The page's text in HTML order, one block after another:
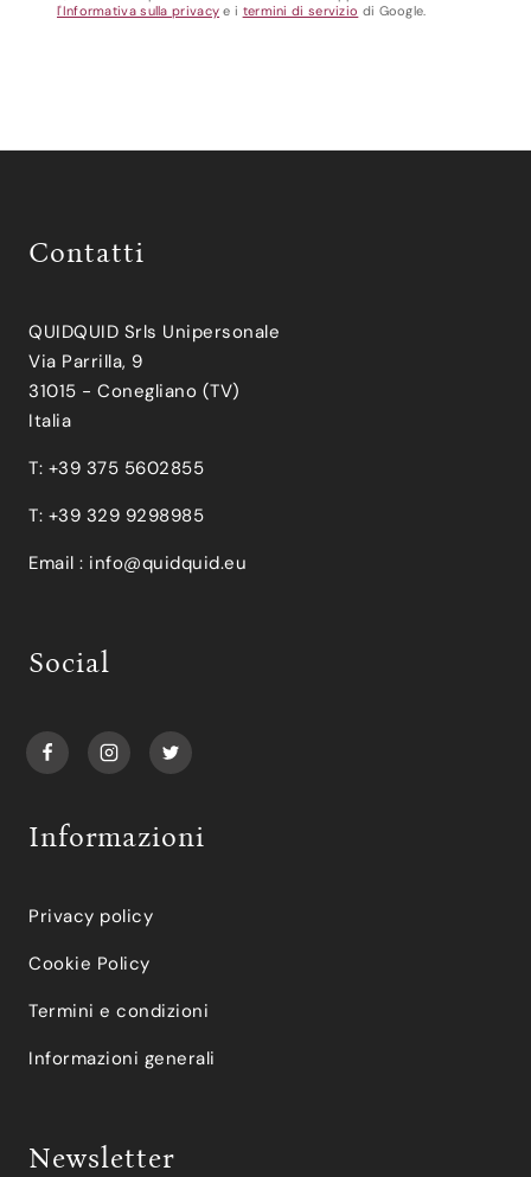
l'Informativa sulla privacy e i termini di servizio di Google.
Contatti
QUIDQUID Srls Unipersonale
Via Parrilla, 9
31015 - Conegliano (TV)
Italia
T: +39 375 5602855
T: +39 329 9298985
Email : info@quidquid.eu
Social
Informazioni
Privacy policy
Cookie Policy
Termini e condizioni
Informazioni generali
Newsletter